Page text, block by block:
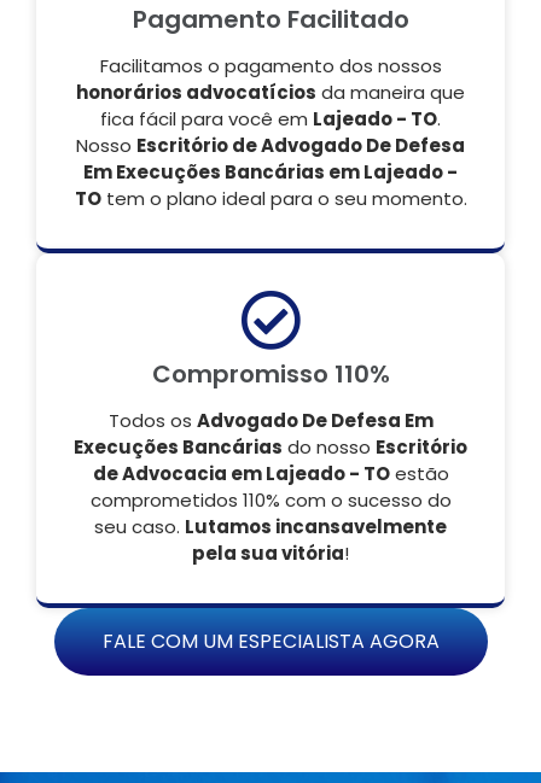
Pagamento Facilitado
Facilitamos o pagamento dos nossos
honorários advocatícios da maneira que
fica fácil para você em Lajeado - TO.
Nosso Escritório de Advogado De Defesa
Em Execuções Bancárias em Lajeado -
TOtem o plano ideal para o seu momento.
Compromisso 110%
Todos os Advogado De Defesa Em
Execuções Bancárias do nosso Escritório
de Advocacia em Lajeado - TOestão
comprometidos 110% com o sucesso do
seu caso. Lutamos incansavelmente
pela sua vitória!
FALE COM UM ESPECIALISTA AGORA